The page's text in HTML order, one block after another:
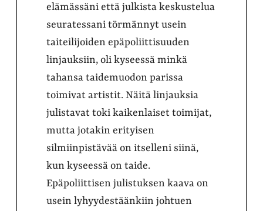
elämässäni että julkista keskustelua
seuratessani törmännyt usein
taiteilijoiden epäpoliittisuuden
linjauksiin, oli kyseessä minkä
tahansa taidemuodon parissa
toimivat artistit. Näitä linjauksia
julistavat toki kaikenlaiset toimijat,
mutta jotakin erityisen
silmiinpistävää on itselleni siinä,
kun kyseessä on taide.
Epäpoliittisen julistuksen kaava on
usein lyhyydestäänkiin johtuen